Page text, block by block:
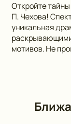
Откройте
П. Чехова!
уникальная
мотивов. Не